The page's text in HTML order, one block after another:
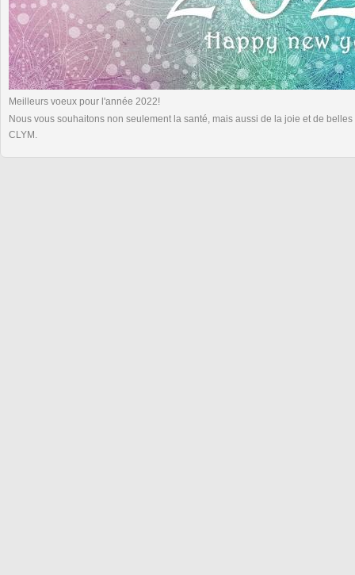
Meilleurs voeux pour l'année 2022!
Nous vous souhaitons non seulement la santé, mais aussi de la joie et de
CLYM.